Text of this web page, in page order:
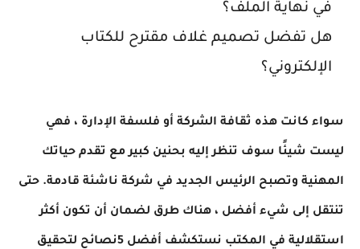
في نهاية الملف؟
هل تفضل تصميم غلاف مقترح للكتاب
الإلكتروني؟
سواء كانت هذه ثقافة الشركة أو فلسفة الإدارة ، فهي
ليست شيئًا سوف تنظر إليه بحنين كبير مع تقدم حياتك
المهنية وتصبح الرئيس الجديد في شركة ناشئة قادمة. حتى
تنتقل إلى شيء أفضل ، هناك طرق لضمان أن تكون أكثر
استقلالية في المكتب نستكشف أفضل 5نصائح لتحقيق